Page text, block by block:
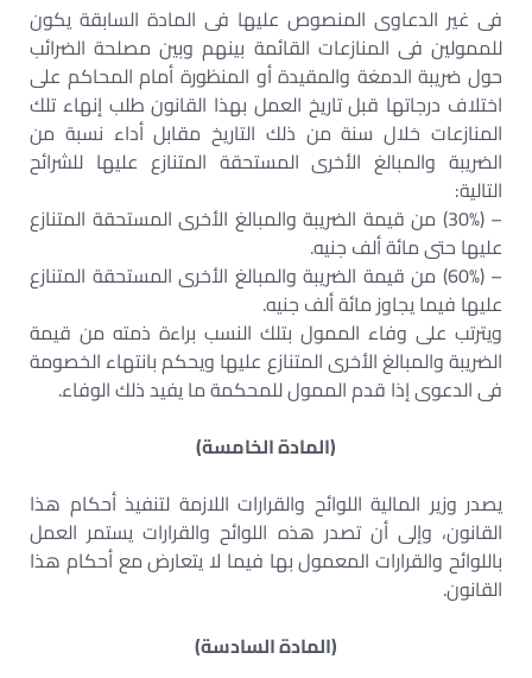
فى غير الدعاوى المنصوص عليها فى المادة السابقة يكون
للممولين فى المنازعات القائمة بينهم وبين مصلحة الضرائب
حول ضريبة الدمغة والمقيدة أو المنظورة أمام المحاكم على
اختلاف درجاتها قبل تاريخ العمل بهذا القانون طلب إنهاء تلك
المنازعات خلال سنة من ذلك التاريخ مقابل أداء نسبة من
الضريبة والمبالغ الأخرى المستحقة المتنازع عليها للشرائح
التالية:
– (30%) من قيمة الضريبة والمبالغ الأخرى المستحقة المتنازع
عليها حتى مائة ألف جنيه.
– (60%) من قيمة الضريبة والمبالغ الأخرى المستحقة المتنازع
عليها فيما يجاوز مائة ألف جنيه.
ويترتب على وفاء الممول بتلك النسب براءة ذمته من قيمة
الضريبة والمبالغ الأخرى المتنازع عليها ويحكم بانتهاء الخصومة
فى الدعوى إذا قدم الممول للمحكمة ما يفيد ذلك الوفاء.
(المادة الخامسة)
يصدر وزير المالية اللوائح والقرارات اللازمة لتنفيذ أحكام هذا
القانون، وإلى أن تصدر هذه اللوائح والقرارات يستمر العمل
باللوائح والقرارات المعمول بها فيما لا يتعارض مع أحكام هذا
القانون.
(المادة السادسة)